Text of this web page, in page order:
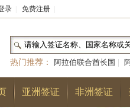
录 免费注册
热门推荐： 阿拉伯联合酋长国
和国|布基纳法索|巴勒斯坦国|
林王国|安道尔公国|
亚洲签证 非洲签证